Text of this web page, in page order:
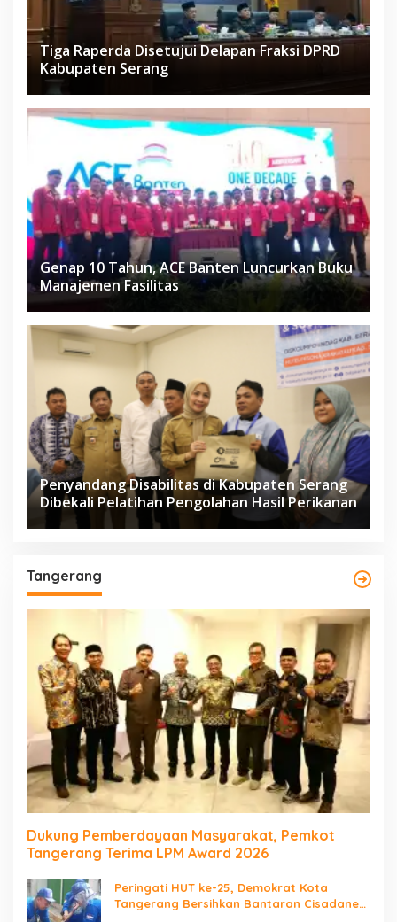
Tiga Raperda Disetujui Delapan Fraksi DPRD
Kabupaten Serang
Genap 10 Tahun, ACE Banten Luncurkan Buku
Manajemen Fasilitas
Penyandang Disabilitas di Kabupaten Serang
Dibekali Pelatihan Pengolahan Hasil Perikanan
Tangerang
Dukung Pemberdayaan Masyarakat, Pemkot
Tangerang Terima LPM Award 2026
Peringati HUT ke-25, Demokrat Kota
Tangerang Bersihkan Bantaran Cisadane